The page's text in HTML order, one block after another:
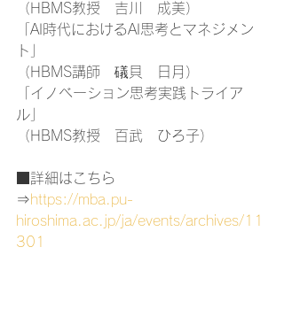
（HBMS教授　吉川　成美）
「AI時代におけるAI思考とマネジメン
ト」
（HBMS講師　礒貝　日月）
「イノベーション思考実践トライア
ル」
（HBMS教授　百武　ひろ子）
■詳細はこちら
⇒https://mba.pu-
hiroshima.ac.jp/ja/events/archives/11
301